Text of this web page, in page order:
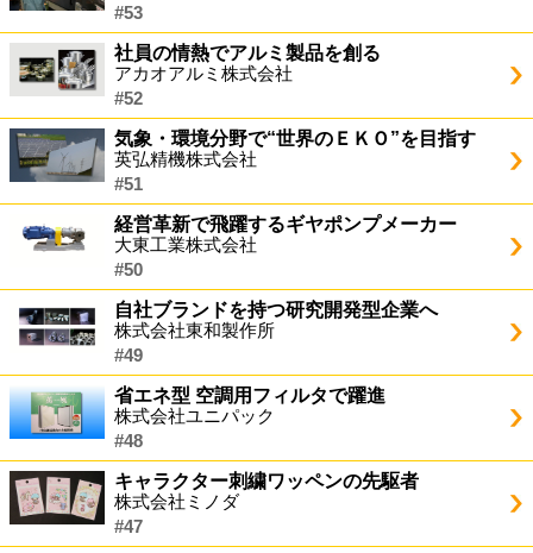
#53
社員の情熱でアルミ製品を創る
アカオアルミ株式会社
#52
気象・環境分野で“世界のＥＫＯ”を目指す
英弘精機株式会社
#51
経営革新で飛躍するギヤポンプメーカー
大東工業株式会社
#50
自社ブランドを持つ研究開発型企業へ
株式会社東和製作所
#49
省エネ型 空調用フィルタで躍進
株式会社ユニパック
#48
キャラクター刺繍ワッペンの先駆者
株式会社ミノダ
#47